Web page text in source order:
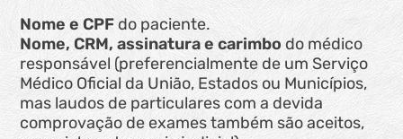
Nome e CPFdo paciente.
Nome, CRM, assinatura e carimbo do médico
responsável (preferencialmente de um Serviço
Médico Oficial da União, Estados ou Municípios,
mas laudos de particulares com a devida
comprovação de exames também são aceitos,